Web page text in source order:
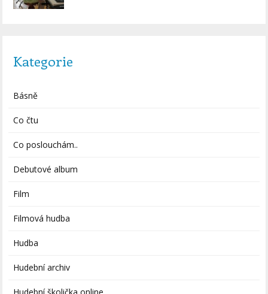
Kategorie
Básně
Co čtu
Co poslouchám..
Debutové album
Film
Filmová hudba
Hudba
Hudební archiv
Hudební školička online